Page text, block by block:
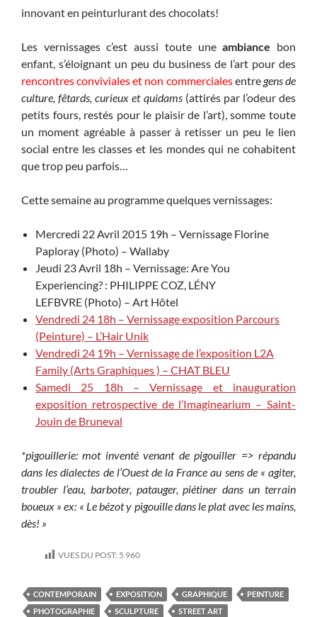
innovant en peinturlurant des chocolats!
Les vernissages c’est aussi toute uneambiance bon
enfant, s’éloignant un peu du business de l’art pour des
rencontres conviviales et non commercialesentre gens de
culture, fêtards, curieux et quidams(attirés par l’odeur des
petits fours, restés pour le plaisir de l’art), somme toute
un moment agréable à passer à retisser un peu le lien
social entre les classes et les mondes qui ne cohabitent
que trop peu parfois…
Cette semaine au programme quelques vernissages:
Mercredi 22 Avril 2015 19h – Vernissage Florine
Paploray (Photo) – Wallaby
Jeudi 23 Avril 18h – Vernissage: Are You
Experiencing? : PHILIPPE COZ, LÉNY
LEFBVRE (Photo) – Art Hôtel
Vendredi 24 18h – Vernissage exposition Parcours
(Peinture) – L’Hair Unik
Vendredi 24 19h – Vernissage de l’exposition L2A
Family (Arts Graphiques ) – CHAT BLEU
Samedi 25 18h – Vernissage et inauguration
exposition retrospective de l’Imaginearium – Saint-
Jouin de Bruneval
*pigouillerie: mot inventé venant de pigouiller => répandu
dans les dialectes de l’Ouest de la France au sens de « agiter,
troubler l’eau, barboter, patauger, piétiner dans un terrain
boueux »ex: « Le bézot y pigouille dans le plat avec les mains,
dès! »
VUES DU POST: 5 960
CONTEMPORAIN EXPOSITION GRAPHIQUE
PEINTURE
PHOTOGRAPHIE
SCULPTURE
STREET ART